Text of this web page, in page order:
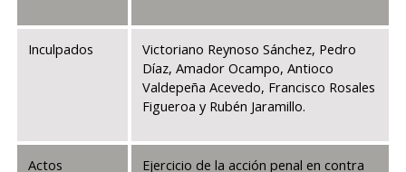
Inculpados
Victoriano Reynoso Sánchez, Pedro
Díaz, Amador Ocampo, Antioco
Valdepeña Acevedo, Francisco Rosales
Figueroa y Rubén Jaramillo.
Actos
Ejercicio de la acción penal en contra